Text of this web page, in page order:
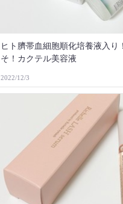
ヒト臍帯血細胞順化培養液入り
そ！カクテル美容液
2022/12/3